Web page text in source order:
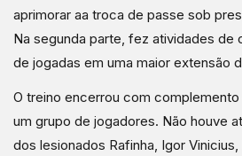
aprimorar aa troca de passe sob
Na segunda parte, fez atividades de
de jogadas em uma maior extensão
O treino encerrou com
um grupo de jogadores. Não houve
dos lesionados Rafinha, Igor